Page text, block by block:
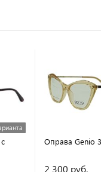
Оправа Genio
2 300 руб.